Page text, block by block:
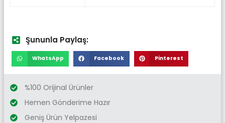
Şununla Paylaş:
WhatsApp Facebook Pinterest
%100 Orijinal Ürünler
Hemen Gönderime Hazır
Geniş Ürün Yelpazesi